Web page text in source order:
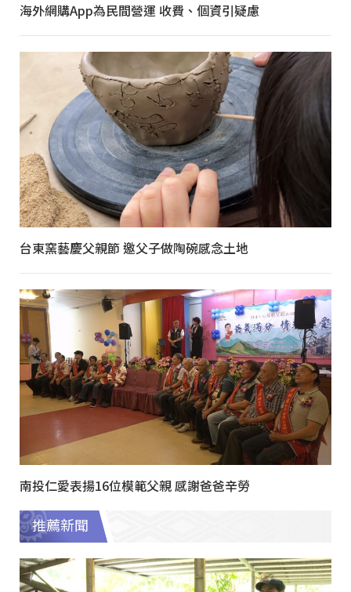
海外網購App為民間營運 收費、個資引疑慮
台東窯藝慶父親節 邀父子做陶碗感念土地
南投仁愛表揚16位模範父親 感謝爸爸辛勞
推薦新聞